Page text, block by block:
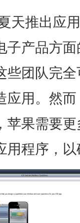
天推出应
子产品方
些团队完
应用。然
苹果需要
用程序，